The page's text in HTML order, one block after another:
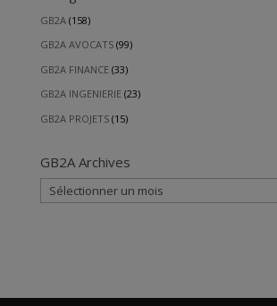
GB2A(158)
GB2A AVOCATS(99)
GB2A FINANCE(33)
GB2A INGENIERIE(23)
GB2A PROJETS(15)
GB2A Archives
GB2A
Archives